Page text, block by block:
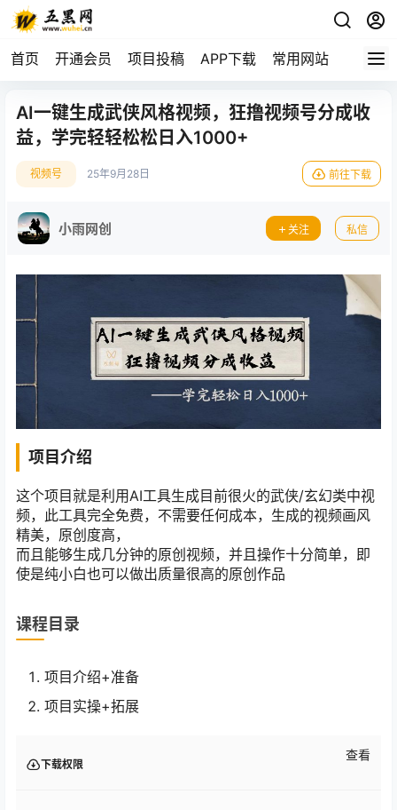
首页 开通会员 项目投稿 APP下载 常用网站
AI一键生成武侠风格视频，狂撸视频号分成收
益，学完轻轻松松日入1000+
视频号 25年9月28日 前往下载
小雨网创 关注 私信
项目介绍
这个项目就是利用AI工具生成目前很火的武侠/玄幻类中视
频，此工具完全免费，不需要任何成本，生成的视频画风
精美，原创度高，
而且能够生成几分钟的原创视频，并且操作十分简单，即
使是纯小白也可以做出质量很高的原创作品
课程目录
项目介绍+准备
项目实操+拓展
下载权限
查看